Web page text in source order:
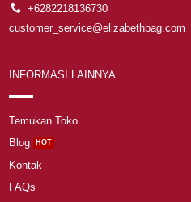
+6282218136730
customer_service@elizabethbag.com
INFORMASI LAINNYA
Temukan Toko
Blog
Kontak
FAQs